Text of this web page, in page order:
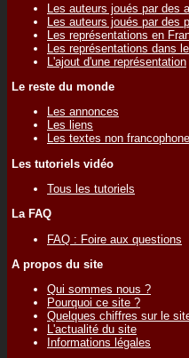
Les auteurs joués par des
Les auteurs joués par des
Les représentations en
Les représentations dans
L'ajout d'une représentation
Le reste du monde
Les annonces
Les liens
Les textes non
Les tutoriels vidéo
Tous les tutoriels
La FAQ
FAQ : Foire aux questions
A propos du site
Qui sommes nous ?
Pourquoi ce site ?
Quelques chiffres sur le
L'actualité du site
Informations légales